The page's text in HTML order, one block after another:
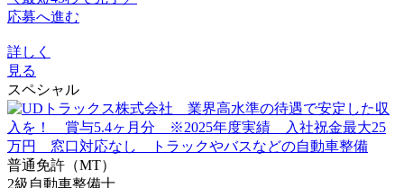
応募へ進む
詳しく
見る
スペシャル
普通免許（MT）
2級自動車整備士